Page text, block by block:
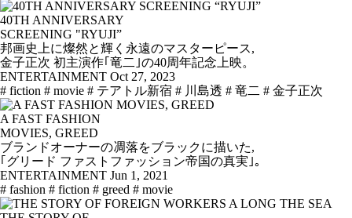
40TH ANNIVERSARY
SCREENING "RYUJI”
邦画史上に燦然と輝く永遠のマスターピース,
金子正次 初主演作｢竜二｣の40周年記念上映。
ENTERTAINMENT Oct 27, 2023
# fiction # movie # テアトル新宿 # 川島透 # 竜二 # 金子正次
A FAST FASHION
MOVIES, GREED
ブランドオーナーの凋落をブラックに描いた,
｢グリード ファストファッション帝国の真実｣。
ENTERTAINMENT Jun 1, 2021
# fashion # fiction # greed # movie